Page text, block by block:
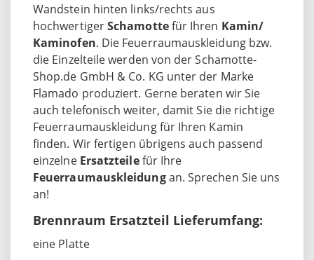
Wandstein hinten links/rechts aus
hochwertigerSchamottefür Ihren Kamin/
Kaminofen. Die Feuerraumauskleidung bzw.
die Einzelteile werden von der Schamotte-
Shop.de GmbH & Co. KG unter der Marke
Flamado produziert. Gerne beraten wir Sie
auch telefonisch weiter, damit Sie die richtige
Feuerraumauskleidung für Ihren Kamin
finden. Wir fertigen übrigens auch passend
einzelne Ersatzteilefür Ihre
Feuerraumauskleidungan. Sprechen Sie uns
an!
Brennraum Ersatzteil Lieferumfang:
eine Platte